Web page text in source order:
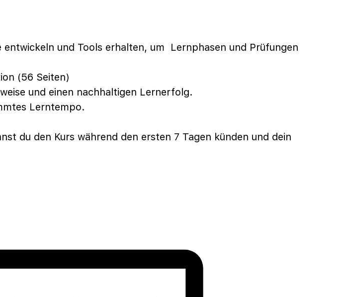
entwickeln und Tools erhalten, um Lernphasen und Prüfungen
(56 Seiten)
und einen nachhaltigen Lernerfolg.
Lerntempo.
du den Kurs während den ersten 7 Tagen künden und dein